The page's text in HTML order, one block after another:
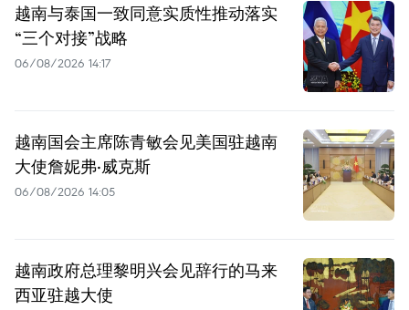
越南与泰国一致同意实质性推动落实
“三个对接”战略
06/08/2026 14:17
越南国会主席陈青敏会见美国驻越南
大使詹妮弗·威克斯
06/08/2026 14:05
越南政府总理黎明兴会见辞行的马来
西亚驻越大使